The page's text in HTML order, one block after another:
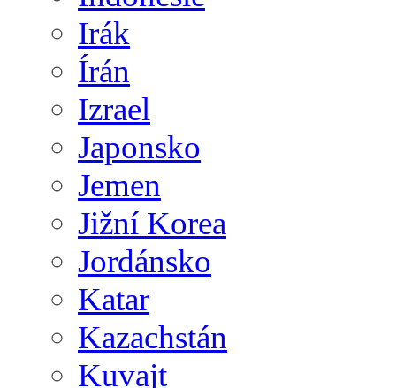
Irák
Írán
Izrael
Japonsko
Jemen
Jižní Korea
Jordánsko
Katar
Kazachstán
Kuvajt